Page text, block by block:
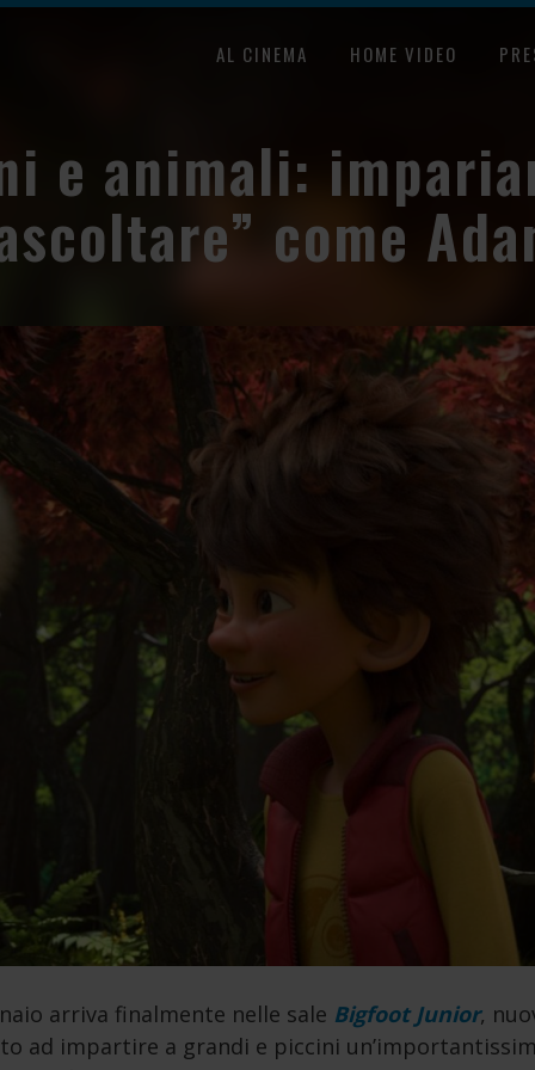
AL CINEMA HOME VIDEO
e animali:
come
arriva finalmente nelle sale Bigfoot Junior,
ad impartire a grandi e piccini